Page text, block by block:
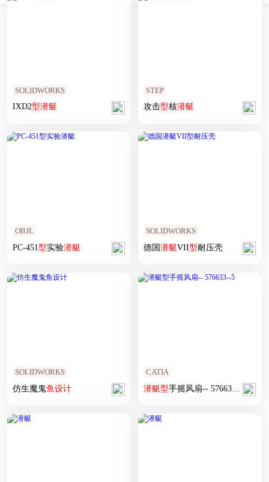
SOLIDWORKS
IXD2型潜艇
STEP
攻击型核潜艇
OBJL
PC-451型实验潜艇
SOLIDWORKS
德国潜艇VII型耐压壳
SOLIDWORKS
仿生魔鬼鱼设计
CATIA
潜艇型手摇风扇-- 576633--5